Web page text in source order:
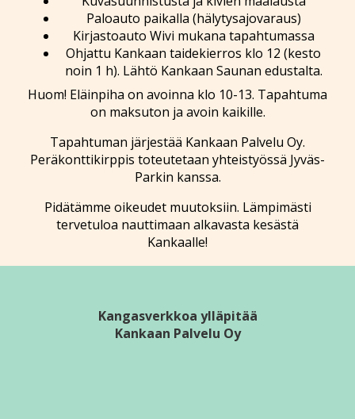
Paloauto paikalla (hälytysajovaraus)
Kirjastoauto Wivi mukana tapahtumassa
Ohjattu Kankaan taidekierros klo 12 (kesto
noin 1 h). Lähtö Kankaan Saunan edustalta.
Huom! Eläinpiha on avoinna klo 10-13. Tapahtuma
on maksuton ja avoin kaikille.
Tapahtuman järjestää Kankaan Palvelu Oy.
Peräkonttikirppis toteutetaan yhteistyössä Jyväs-
Parkin kanssa.
Pidätämme oikeudet muutoksiin. Lämpimästi
tervetuloa nauttimaan alkavasta kesästä
Kankaalle!
Kangasverkkoa ylläpitää
Kankaan Palvelu Oy